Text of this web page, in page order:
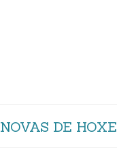
NOVAS DE HOXE